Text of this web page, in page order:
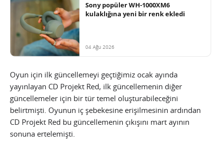
Sony popüler WH-1000XM6
kulaklığına yeni bir renk ekledi
04 Ağu 2026
Oyun için ilk güncellemeyi geçtiğimiz ocak ayında
yayınlayan CD Projekt Red, ilk güncellemenin diğer
güncellemeler için bir tür temel oluşturabileceğini
belirtmişti. Oyunun iç şebekesine erişilmesinin ardından
CD Projekt Red bu güncellemenin çıkışını mart ayının
sonuna ertelemişti.